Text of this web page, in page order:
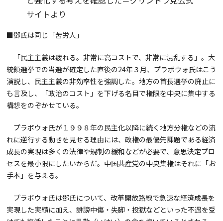
サイトより
■鄧氏は同じ「苦労人」
「民主主義は疲れる。非常に高コストで、非常に混乱する」。大
統領選挙での当選が確定した直後の24年３月、プラボウォ氏はこう
演説し、民主主義の非効率性を強調した。地方の首長選挙の廃止に
も言及し、「政治のコスト」を下げる名目で権限を中央に集中する
構想をのぞかせている。
プラボウォ氏が１９９８年の民主化以降に続く地方分権などの流
れに逆行する動きを見せる理由には、政権の最優先課題である経済
成長の実現は多くの法律や規制の緩和などが必要で、意思決定プロ
セスを最小限にしたいからだ。中国共産党の中央集権はそれに「お
手本」を与える。
プラボウォ氏は鄧氏について、改革開放路線で急速な経済成長を
実現した実績に加え、誹謗中傷・失脚・投獄などといった不遇を受